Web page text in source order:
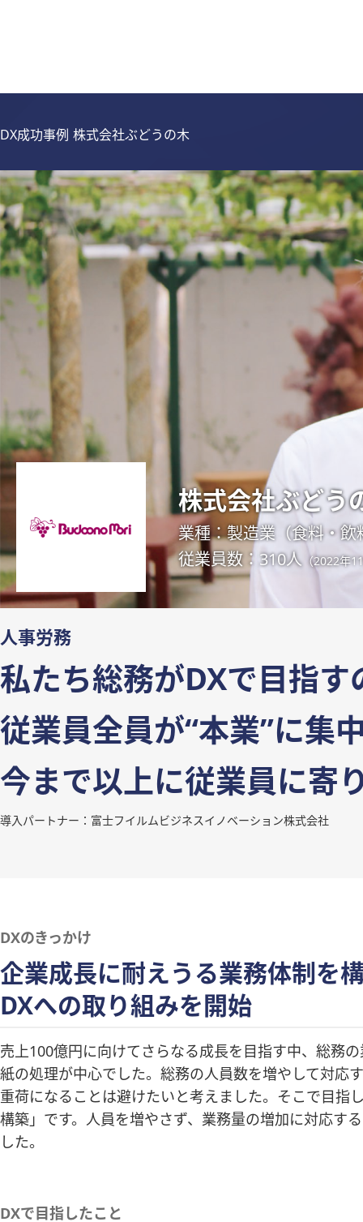
DX成功事例 株式会社ぶどうの木
株式会社ぶどう
業種：製造業（食料・
従業員数：310人 （2022年
人事労務
私たち総務がDXで目指す
従業員全員が“本業”に集
今まで以上に従業員に寄
導入パートナー：富士フイルムビジネスイノベーション株式会社
DXのきっかけ
企業成長に耐えうる業務体制を
DXへの取り組みを開始
売上100億円に向けてさらなる成長を目指す中、総務
紙の処理が中心でした。総務の人員数を増やして対応
重荷になることは避けたいと考えました。そこで目指
構築」です。人員を増やさず、業務量の増加に対応す
した。
DXで目指したこと